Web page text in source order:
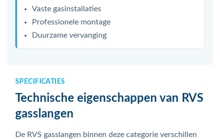
Vaste gasinstallaties
Professionele montage
Duurzame vervanging
SPECIFICATIES
Technische eigenschappen van RVS
gasslangen
De RVS gasslangen binnen deze categorie verschillen